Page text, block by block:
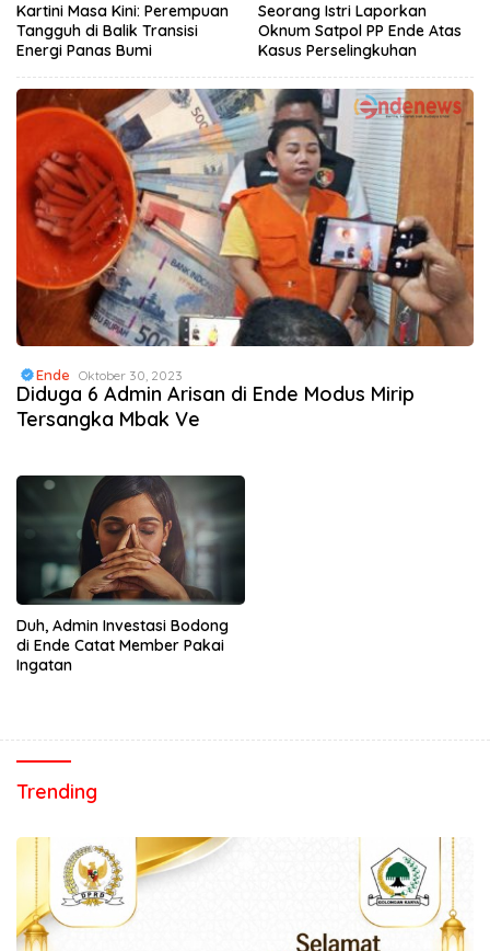
Kartini Masa Kini: Perempuan
Tangguh di Balik Transisi
Energi Panas Bumi
Seorang Istri Laporkan
Oknum Satpol PP Ende Atas
Kasus Perselingkuhan
Ende Oktober 30, 2023
Diduga 6 Admin Arisan di Ende Modus Mirip
Tersangka Mbak Ve
Duh, Admin Investasi Bodong
di Ende Catat Member Pakai
Ingatan
Trending